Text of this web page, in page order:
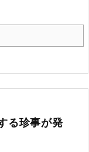
る珍事が発